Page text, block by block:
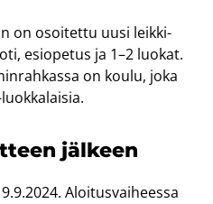
on osoi­tet­tu uusi leik­ki­
esio­pe­tus ja 1–2 luo­kat.
on koulu, joka
jäl­keen
Aloi­tus­vai­hees­sa